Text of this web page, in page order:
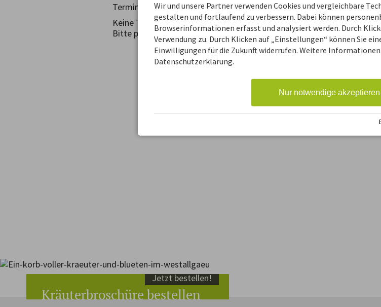
Termine gefunden
Keine Treffer gefunden
Bitte passe deine Filter an, alternativ kannst dualle Filter
Kräuterbroschüre bestellen
Jetzt bestellen!
Wir und unsere Partner verwenden Cookies und vergleichbare
gestalten und fortlaufend zu verbessern. Dabei können
Browserinformationen erfasst und analysiert werden. Durch
Verwendung zu. Durch Klicken auf „Einstellungen“ können Sie
Einwilligungen für die Zukunft widerrufen. Weitere
Datenschutzerklärung.
Nur notwendige akzeptieren